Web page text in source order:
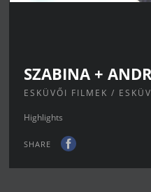
SZABINA +
ESKÜVŐI FILMEK /
Highlights
SHARE